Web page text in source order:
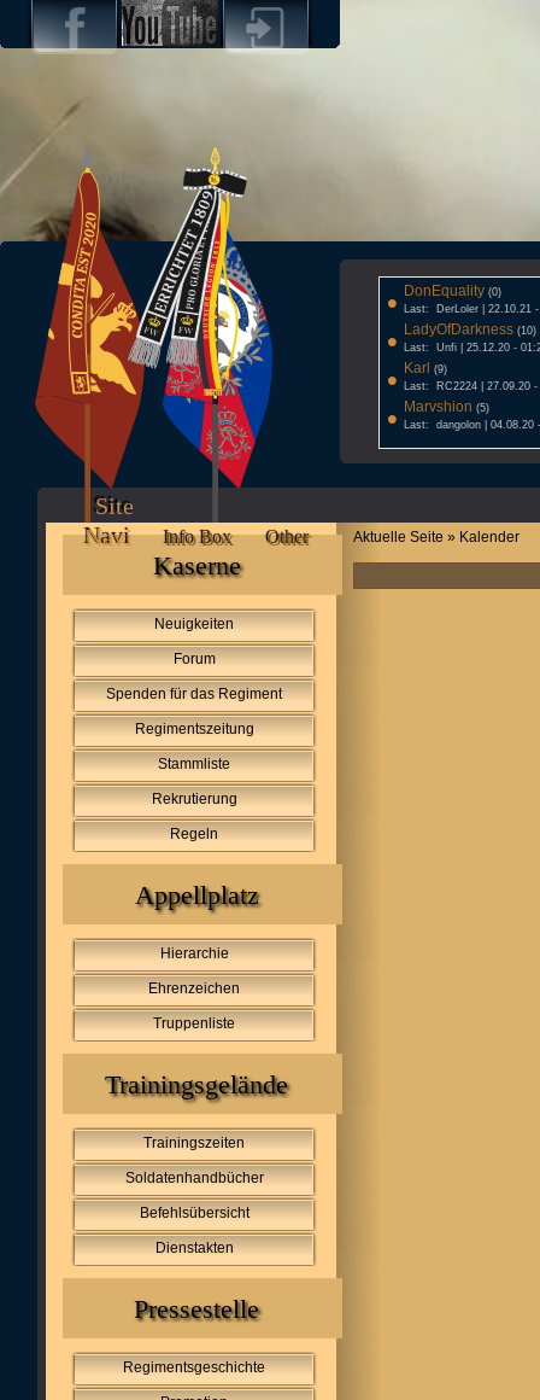
• DonEquality (0)
Last: DerLoler | 22.10.21
• LadyOfDarkness (10)
Last: Unfi | 25.12.20 -
• Karl (9)
Last: RC2224 | 27.09.20 -
• Marvshion (5)
Last: dangolon | 04.08.20
Site
Navi
Info Box Other
Kaserne
Neuigkeiten
Forum
Spenden für das Regiment
Regimentszeitung
Stammliste
Rekrutierung
Regeln
Appellplatz
Hierarchie
Ehrenzeichen
Truppenliste
Trainingsgelände
Trainingszeiten
Soldatenhandbücher
Befehlsübersicht
Dienstakten
Pressestelle
Regimentsgeschichte
Aktuelle Seite » Kalender